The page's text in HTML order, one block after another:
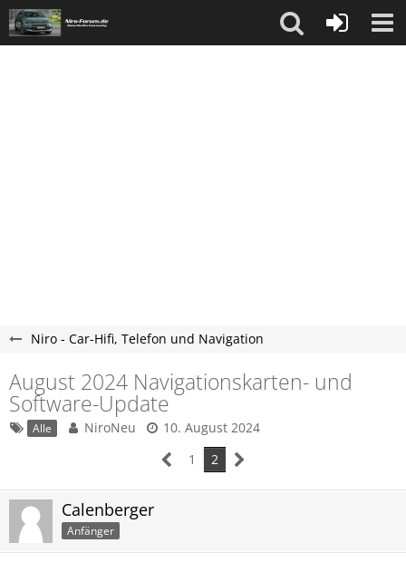
Niro - Car-Hifi, Telefon und Navigation
August 2024 Navigationskarten- und
Software-Update
Alle NiroNeu
10. August 2024
1
2
Calenberger
Anfänger